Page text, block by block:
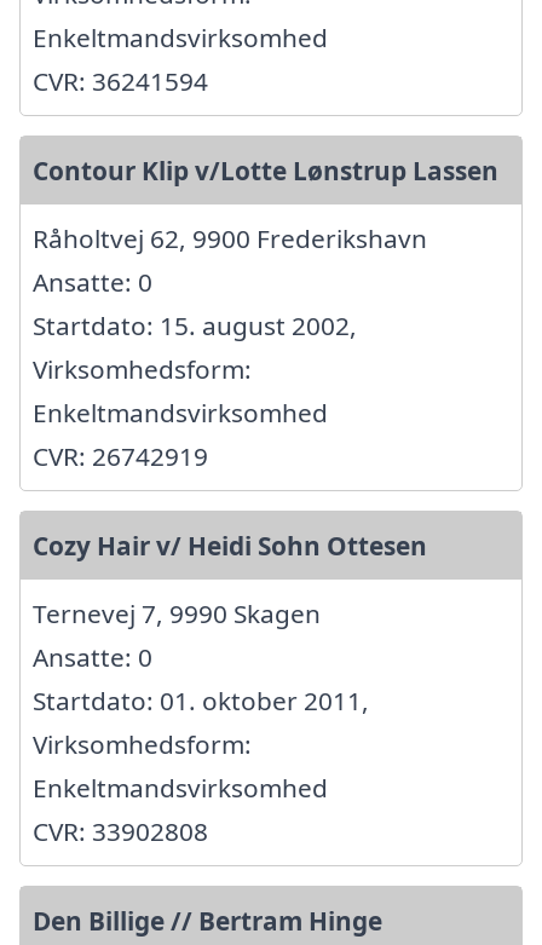
Enkeltmandsvirksomhed
CVR: 36241594
Contour Klip v/Lotte Lønstrup Lassen
Råholtvej 62, 9900 Frederikshavn
Ansatte: 0
Startdato: 15. august 2002,
Virksomhedsform:
Enkeltmandsvirksomhed
CVR: 26742919
Cozy Hair v/ Heidi Sohn Ottesen
Ternevej 7, 9990 Skagen
Ansatte: 0
Startdato: 01. oktober 2011,
Virksomhedsform:
Enkeltmandsvirksomhed
CVR: 33902808
Den Billige // Bertram Hinge